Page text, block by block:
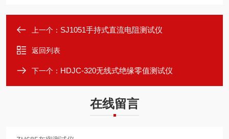
上一个： SJ1051手持式直流电阻测试仪
返回列表
下一个： HDJC-320无线式绝缘零值测试仪
在线留言